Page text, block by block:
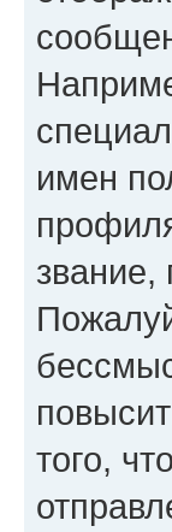
имен
звание,
того,